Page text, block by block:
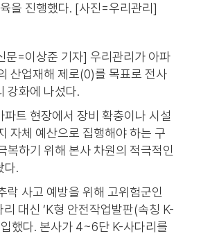
을 진행했다. [사진=우리관리]
문=이상준 기자] 우리관리가 아파
산업재해 제로(0)를 목표로 전사
강화에 나섰다.
파트 현장에서 장비 확충이나 시설
자체 예산으로 집행해야 하는 구
복하기 위해 본사 차원의 적극적인
다.
락 사고 예방을 위해 고위험군인
대신 ‘K형 안전작업발판(속칭 K-
입했다. 본사가 4~6단 K-사다리를